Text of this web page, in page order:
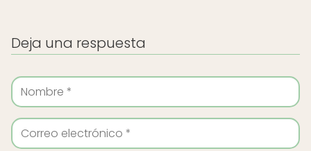
Deja una respuesta